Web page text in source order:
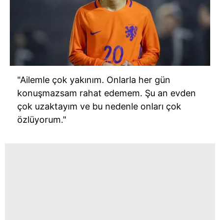
"Ailemle çok yakınım. Onlarla her gün
konuşmazsam rahat edemem. Şu an evden
çok uzaktayım ve bu nedenle onları çok
özlüyorum."